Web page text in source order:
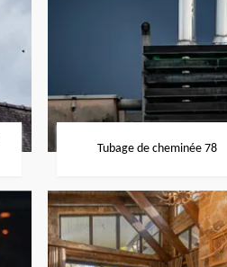
Tubage de cheminée 78